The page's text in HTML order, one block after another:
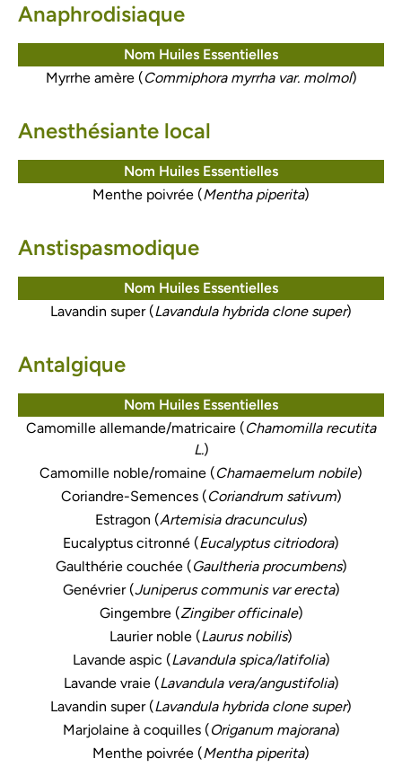
Anaphrodisiaque
Nom Huiles Essentielles
Myrrhe amère (Commiphora myrrha var. molmol)
Anesthésiante local
Nom Huiles Essentielles
Menthe poivrée (Mentha piperita)
Anstispasmodique
Nom Huiles Essentielles
Lavandin super (Lavandula hybrida clone super)
Antalgique
Nom Huiles Essentielles
Camomille allemande/matricaire (Chamomilla recutita
L.)
Camomille noble/romaine (Chamaemelum nobile)
Coriandre-Semences (Coriandrum sativum)
Estragon (Artemisia dracunculus)
Eucalyptus citronné (Eucalyptus citriodora)
Gaulthérie couchée (Gaultheria procumbens)
Genévrier (Juniperus communis var erecta)
Gingembre (Zingiber officinale)
Laurier noble (Laurus nobilis)
Lavande aspic (Lavandula spica/latifolia)
Lavande vraie (Lavandula vera/angustifolia)
Lavandin super (Lavandula hybrida clone super)
Marjolaine à coquilles (Origanum majorana)
Menthe poivrée (Mentha piperita)